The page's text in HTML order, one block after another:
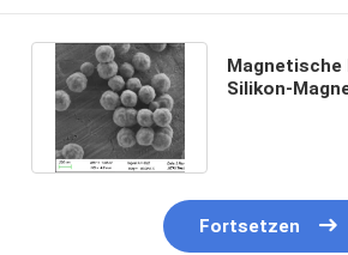
Magnetische
Silikon-
Fortsetzen